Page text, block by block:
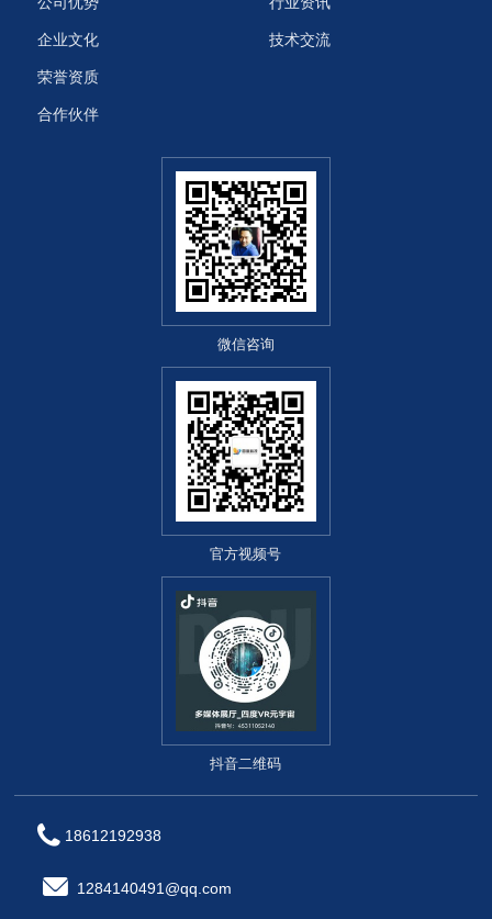
企业文化
荣誉资质
合作伙伴
技术交流
微信咨询
官方视频号
抖音二维码
18612192938
1284140491@qq.com